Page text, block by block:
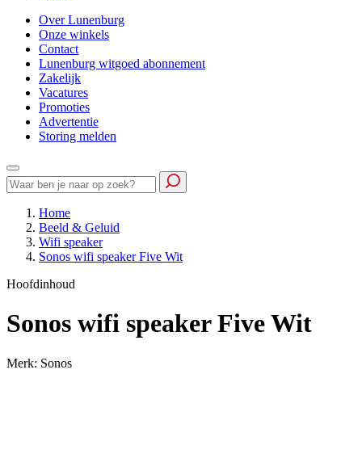
Over Lunenburg
Onze winkels
Contact
Lunenburg witgoed abonnement
Zakelijk
Vacatures
Promoties
Advertentie
Storing melden
Home
Beeld & Geluid
Wifi speaker
Sonos wifi speaker Five Wit
Hoofdinhoud
Sonos wifi speaker Five Wit
Merk: Sonos